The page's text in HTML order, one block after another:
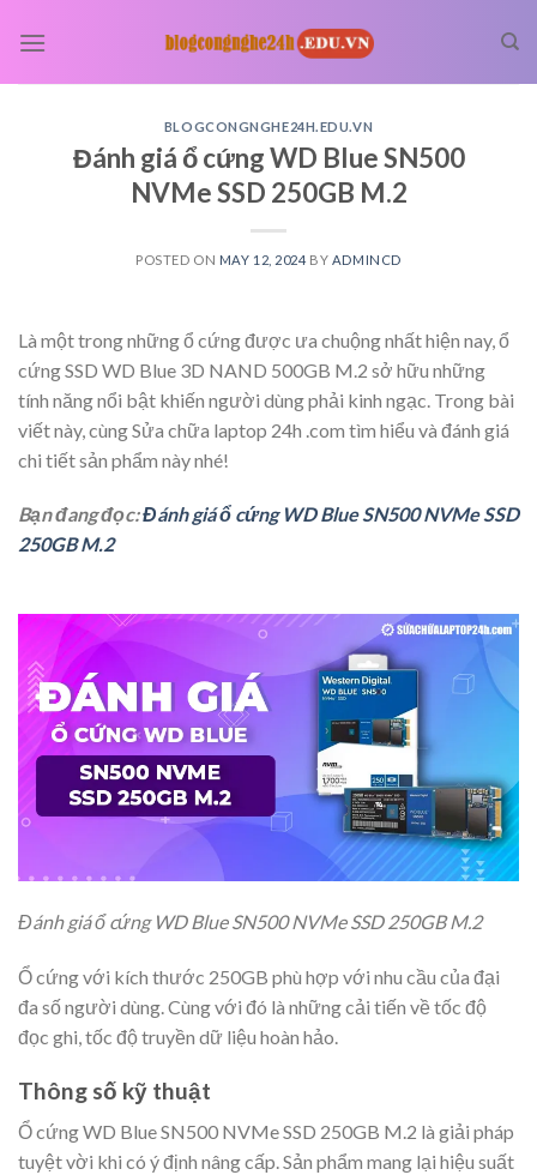
BLOGCONGNGHE24H.EDU.VN
Đánh giá ổ cứng WD Blue SN500
NVMe SSD 250GB M.2
POSTED ON MAY 12, 2024 BY ADMINCD
Là một trong những ổ cứng được ưa chuộng nhất hiện nay, ổ
cứng SSD WD Blue 3D NAND 500GB M.2 sở hữu những
tính năng nổi bật khiến người dùng phải kinh ngạc. Trong bài
viết này, cùng Sửa chữa laptop 24h .com tìm hiểu và đánh giá
chi tiết sản phẩm này nhé!
Bạn đang đọc:Đánh giá ổ cứng WD Blue SN500 NVMe SSD
250GB M.2
Đánh giá ổ cứng WD Blue SN500 NVMe SSD 250GB M.2
Ổ cứng với kích thước 250GB phù hợp với nhu cầu của đại
đa số người dùng. Cùng với đó là những cải tiến về tốc độ
đọc ghi, tốc độ truyền dữ liệu hoàn hảo.
Thông số kỹ thuật
Ổ cứng WD Blue SN500 NVMe SSD 250GB M.2 là giải pháp
tuyệt vời khi có ý định nâng cấp. Sản phẩm mang lại hiệu suất